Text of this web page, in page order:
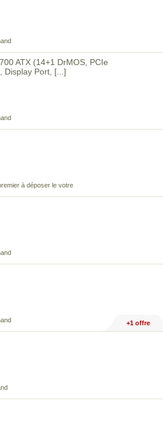
ATX (14+1 DrMOS, PCIe
Display Port, [...]
à déposer le votre
+1 offre